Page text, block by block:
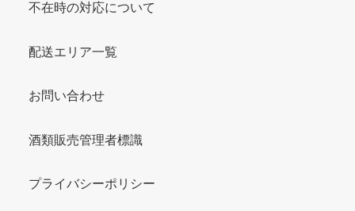
不在時の対応について
配送エリア一覧
お問い合わせ
酒類販売管理者標識
プライバシーポリシー